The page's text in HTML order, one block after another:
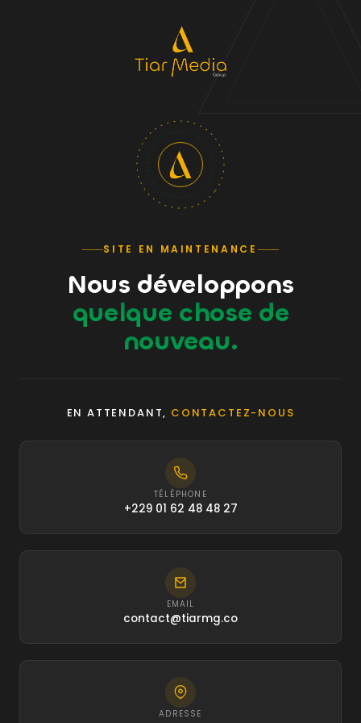
SITE EN MAINTENANCE
Nous développons
quelque chose de
nouveau.
EN ATTENDANT, CONTACTEZ-NOUS
TÉLÉPHONE
+229 01 62 48 48 27
EMAIL
contact@tiarmg.co
ADRESSE